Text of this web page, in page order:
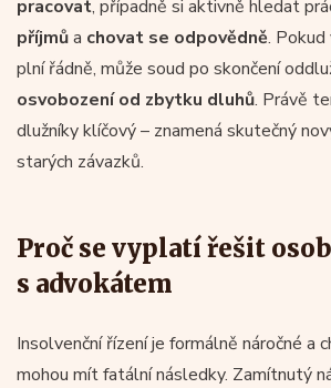
pracovat, případně si aktivně hledat
příjmůa chovat se odpovědně.
plní řádně, může soud po skončení
osvobození od zbytku dluhů. Právě
dlužníky klíčový – znamená skutečný
starých závazků.
Proč se vyplatí řešit
s advokátem
Insolvenční řízení je formálně náročné a
mohou mít fatální následky. Zamítnutý